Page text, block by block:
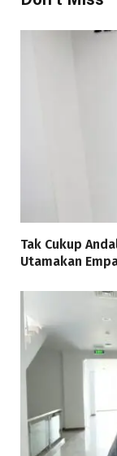
Tak Cukup
Utamakan